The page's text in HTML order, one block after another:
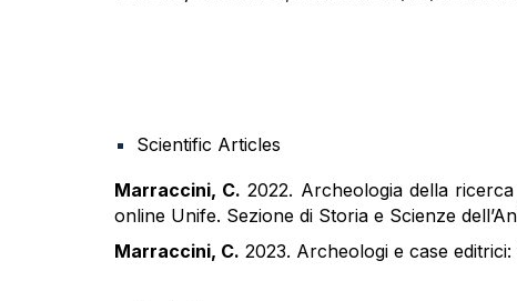
Scientific Articles
Marraccini, C. 2022. Archeologia della
online Unife. Sezione di Storia e Scienze
Marraccini, C. 2023. Archeologi e case